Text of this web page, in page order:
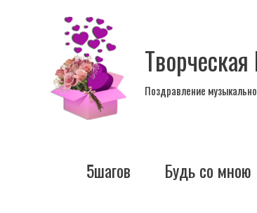
содержимому
Поздравление
5шагов Будь со мною